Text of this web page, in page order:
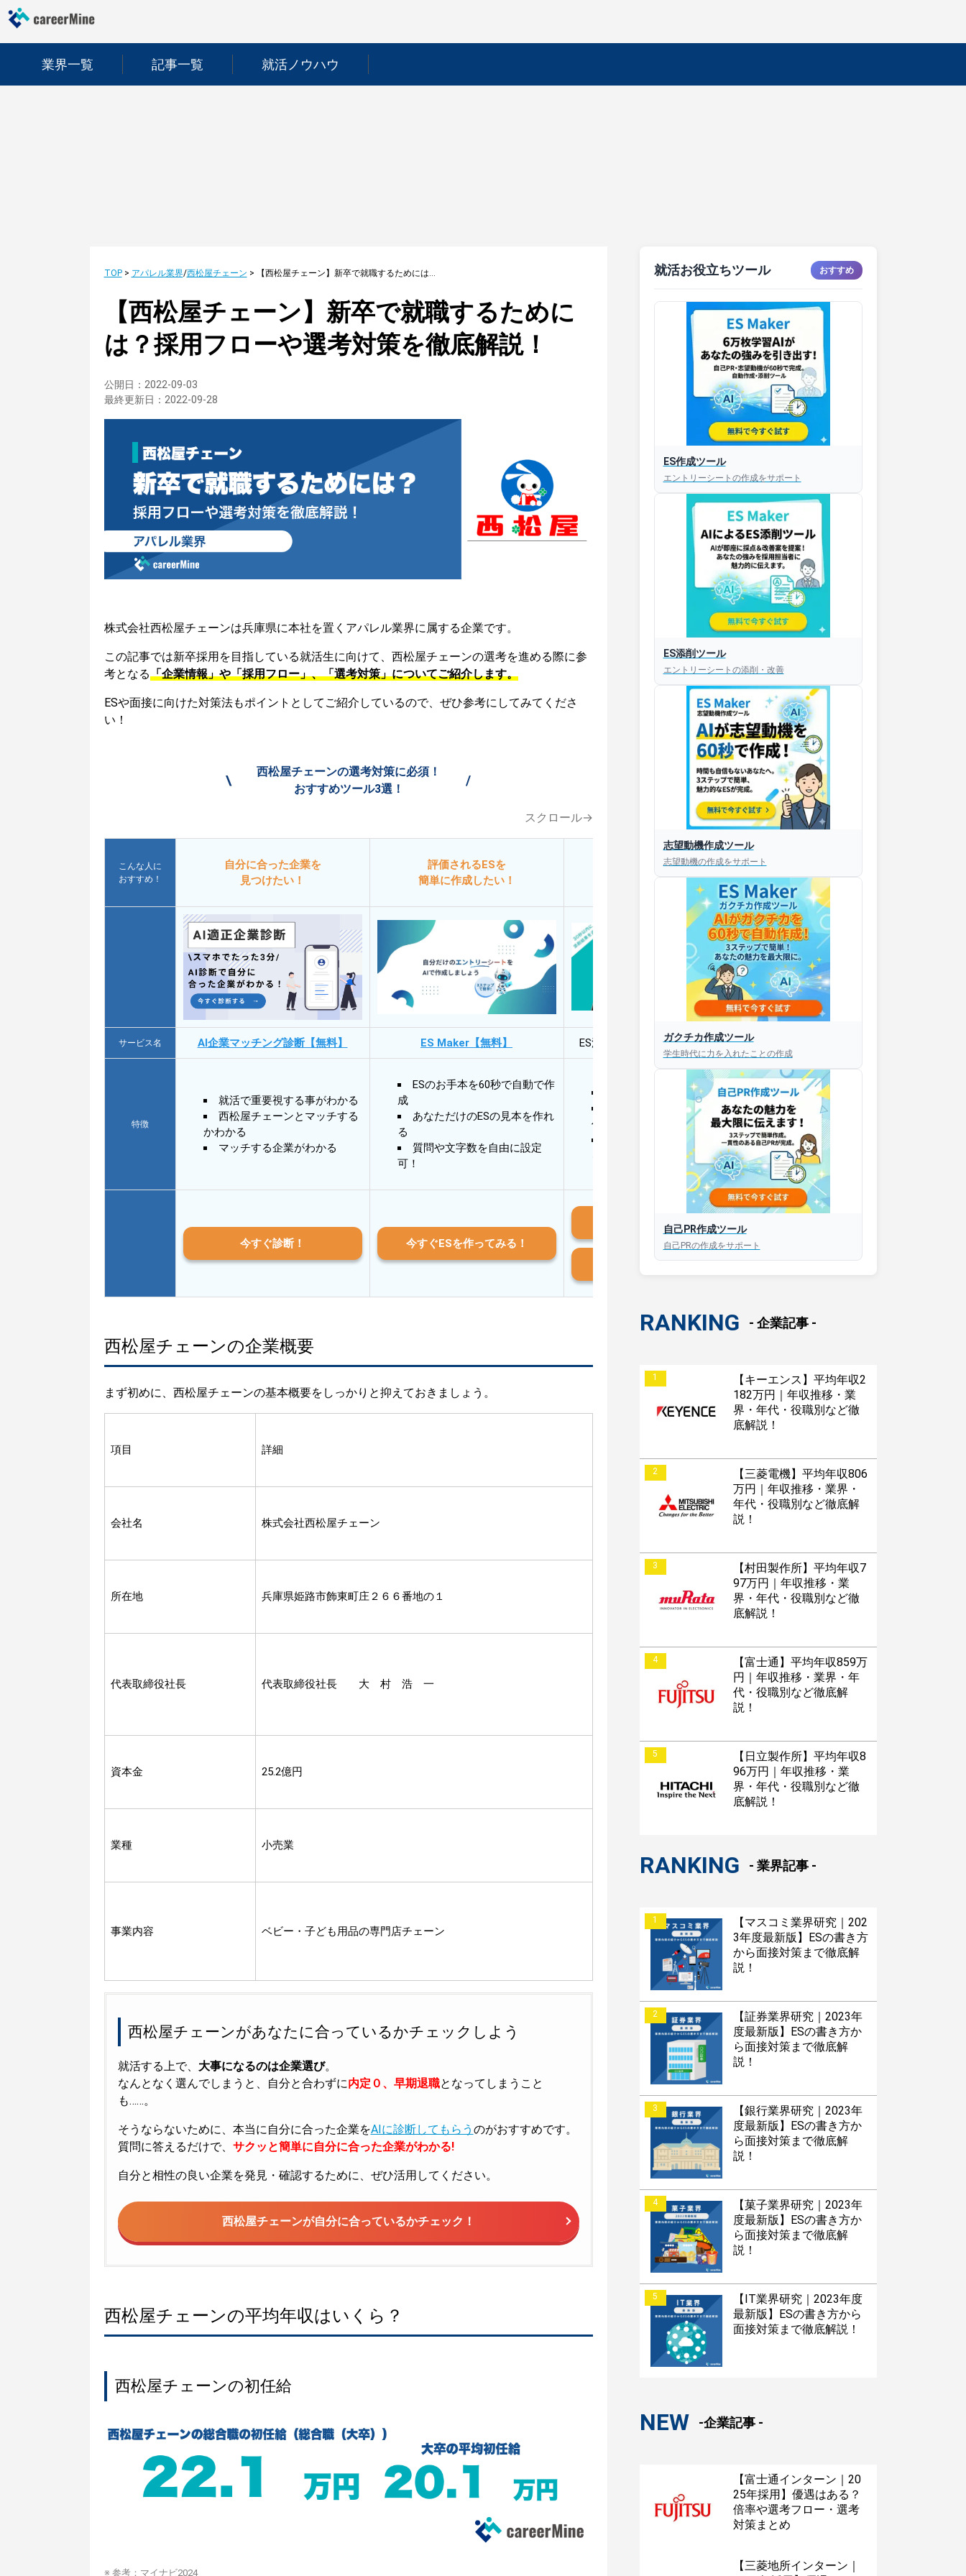
業界一覧 記事一覧 就活ノウハウ
TOP> アパレル業界/西松屋チェーン > 【西松屋チェーン】新卒で就職するためには？採用フローや選考対策を徹底解説！
【西松屋チェーン】新卒で就職するために
は？採用フローや選考対策を徹底解説！
公開日： 2022-09-03
最終更新日： 2022-09-28
株式会社西松屋チェーンは兵庫県に本社を置くアパレル業界に属する企業です。
この記事では新卒採用を目指している就活生に向けて、西松屋チェーンの選考を進める際に参
考となる「企業情報」や「採用フロー」、「選考対策」についてご紹介します。
ESや面接に向けた対策法もポイントとしてご紹介しているので、ぜひ参考にしてみてくださ
い！
\
西松屋チェーンの選考対策に必須！
おすすめツール3選！
/
スクロール→
こんな人に
おすすめ！
自分に合った企業を
見つけたい！
評価されるESを
簡単に作成したい！
今すぐESを
添削してほしい！
サービス名 AI企業マッチング診断【無料】 ES Maker【無料】 ES添削・面接対策アプリ【無料】
特徴
就活で重要視する事がわかる
西松屋チェーンとマッチする
かわかる
マッチする企業がわかる
ESのお手本を60秒で自動で作
成
あなただけのESの見本を作れ
る
質問や文字数を自由に設定
可！
30秒以内にあなたのESを添削
30秒以内にあなただけのESを
作成
AIと対話して面接練習ができ
今すぐ診断！ 今すぐESを作ってみる！
iOS版はこちら
Android版はこちら
西松屋チェーンの企業概要
まず初めに、西松屋チェーンの基本概要をしっかりと抑えておきましょう。
項目 詳細
会社名 株式会社西松屋チェーン
所在地 兵庫県姫路市飾東町庄２６６番地の１
代表取締役社長 代表取締役社長 大 村 浩 一
資本金 25.2億円
業種 小売業
事業内容 ベビー・子ども用品の専門店チェーン
西松屋チェーンがあなたに合っているかチェックしよう
就活する上で、 大事になるのは企業選び。
なんとなく選んでしまうと、自分と合わずに内定０、早期退職となってしまうこと
も……。
そうならないために、本当に自分に合った企業をAIに診断してもらう のがおすすめです。
質問に答えるだけで、 サクッと簡単に自分に合った企業がわかる!
自分と相性の良い企業を発見・確認するために、ぜひ活用してください。
西松屋チェーンが自分に合っているかチェック！
西松屋チェーンの平均年収はいくら？
西松屋チェーンの初任給
※ 参考： マイナビ2024
就活お役立ちツール おすすめ
ES作成ツール
エントリーシートの作成をサポート
ES添削ツール
エントリーシートの添削・改善
志望動機作成ツール
志望動機の作成をサポート
ガクチカ作成ツール
学生時代に力を入れたことの作成
自己PR作成ツール
自己PRの作成をサポート
RANKING - 企業記事 -
1
【キーエンス】平均年収2
182万円｜年収推移・業
界・年代・役職別など徹
底解説！
2
【三菱電機】平均年収806
万円｜年収推移・業界・
年代・役職別など徹底解
説！
3
【村田製作所】平均年収7
97万円｜年収推移・業
界・年代・役職別など徹
底解説！
4
【富士通】平均年収859万
円｜年収推移・業界・年
代・役職別など徹底解
説！
5
【日立製作所】平均年収8
96万円｜年収推移・業
界・年代・役職別など徹
底解説！
RANKING - 業界記事 -
1
【マスコミ業界研究｜202
3年度最新版】ESの書き方
から面接対策まで徹底解
説！
2
【証券業界研究｜2023年
度最新版】ESの書き方か
ら面接対策まで徹底解
説！
3
【銀行業界研究｜2023年
度最新版】ESの書き方か
ら面接対策まで徹底解
説！
4
【菓子業界研究｜2023年
度最新版】ESの書き方か
ら面接対策まで徹底解
説！
5
【IT業界研究｜2023年度
最新版】ESの書き方から
面接対策まで徹底解説！
NEW -企業記事 -
【富士通インターン｜20
25年採用】優遇はある？
倍率や選考フロー・選考
対策まとめ
【三菱地所インターン｜